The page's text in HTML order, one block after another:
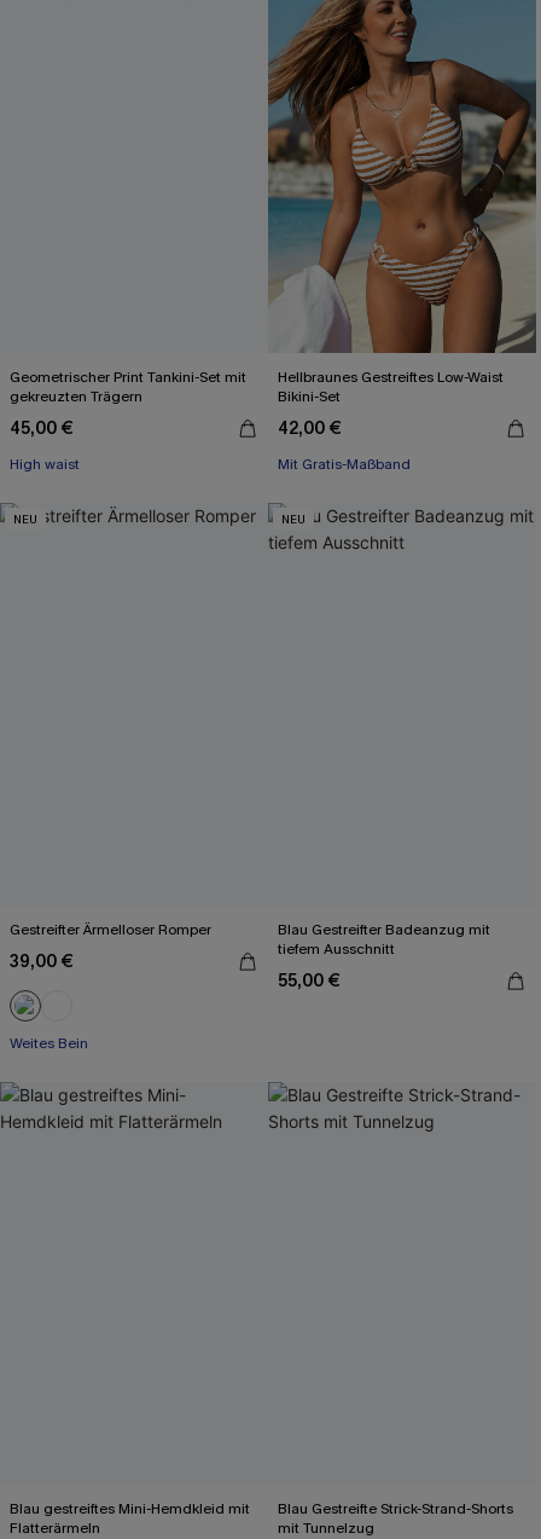
Geometrischer Print Tankini-Set mit
gekreuzten Trägern
45,00 €
High waist
Hellbraunes Gestreiftes Low-Waist
Bikini-Set
42,00 €
Mit Gratis-Maßband
NEU
Gestreifter Ärmelloser Romper
39,00 €
Weites Bein
NEU
Blau Gestreifter Badeanzug mit
tiefem Ausschnitt
55,00 €
Blau gestreiftes Mini-Hemdkleid mit
Flatterärmeln
Blau Gestreifte Strick-Strand-Shorts
mit Tunnelzug